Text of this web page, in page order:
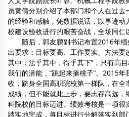
员黄倩分别介绍了本部门和个人在过
的经验和感触，凭数据说话，以事迹
校建设验收进行的艰苦奋战，全场同仁
随后，郭友鹏副书记布置2016年
出要求：目标要高、工作要实、方法要
其中；法乎其中，得乎其下”，只有高
我们的潜能，“跳起来摘桃子”。2015
收，跻身全国高职院校第一梯队，在全
成绩，但不能就此止步，要志存高远，
科院校的目标迈进。绩效考核是一项很
踏实地完成，将目标进行分解落实到